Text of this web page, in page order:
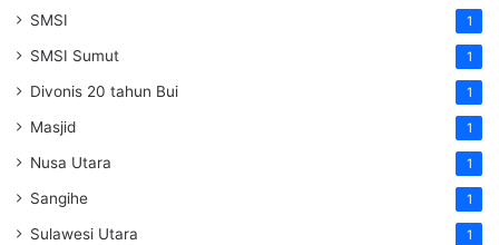
SMSI 1
SMSI Sumut 1
Divonis 20 tahun Bui 1
Masjid 1
Nusa Utara 1
Sangihe 1
Sulawesi Utara 1